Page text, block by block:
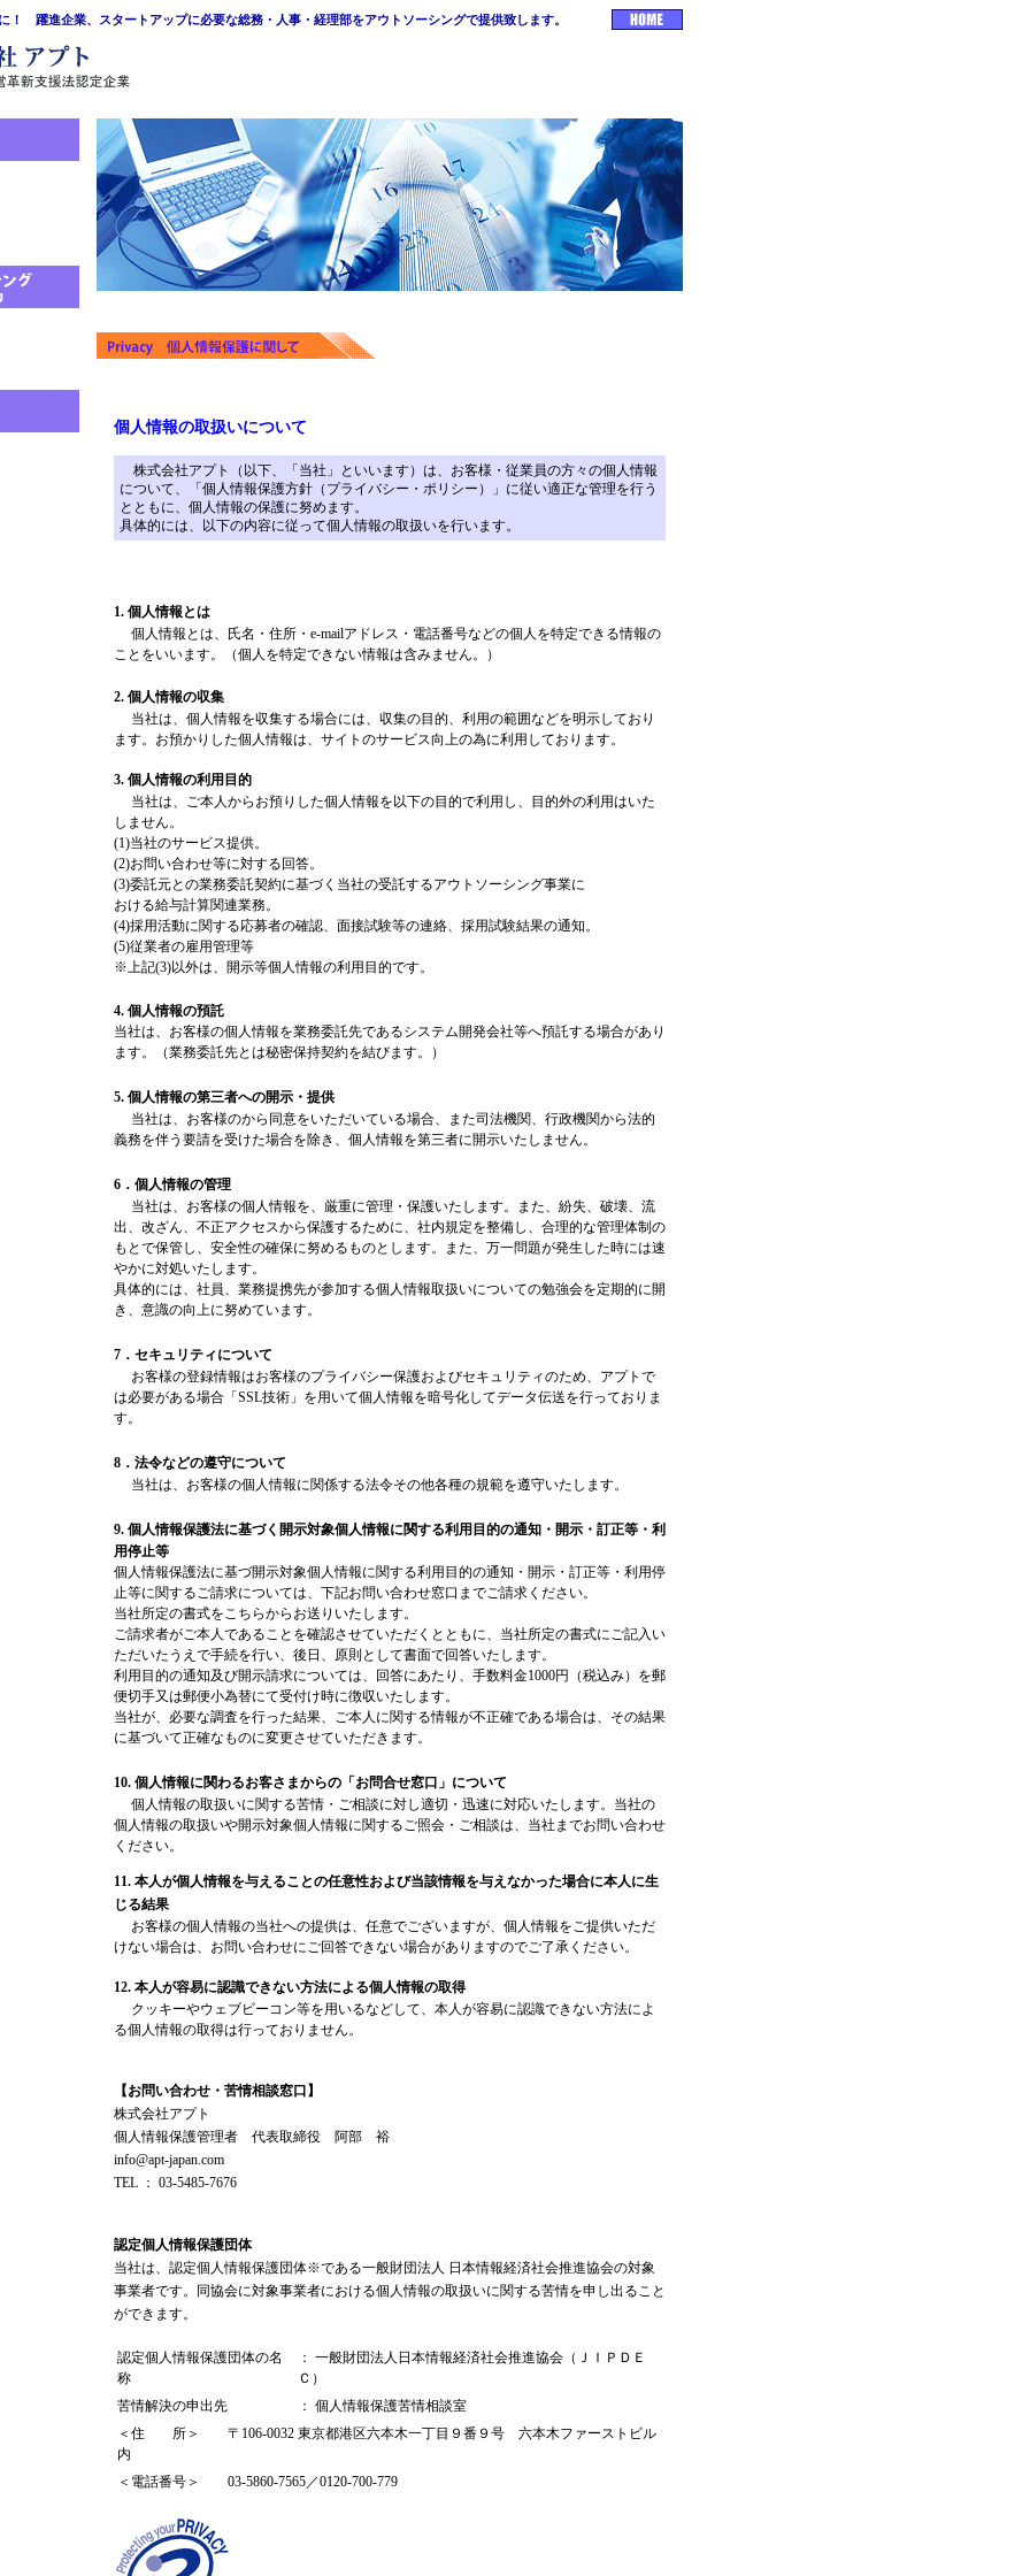
！ 躍進企業、スタートアップに必要な総務・人事・経理部をアウトソーシングで提供致します。
個人情報の取扱いについて
株式会社アプト（以下、「当社」といいます）は、お客様・従業員の方々の個人情報
について、「個人情報保護方針（プライバシー・ポリシー）」に従い適正な管理を行う
とともに、個人情報の保護に努めます。
具体的には、以下の内容に従って個人情報の取扱いを行います。
1. 個人情報とは
個人情報とは、氏名・住所・e-mailアドレス・電話番号などの個人を特定できる情報の
ことをいいます。（個人を特定できない情報は含みません。）
2. 個人情報の収集
当社は、個人情報を収集する場合には、収集の目的、利用の範囲などを明示しており
ます。お預かりした個人情報は、サイトのサービス向上の為に利用しております。
3. 個人情報の利用目的
当社は、ご本人からお預りした個人情報を以下の目的で利用し、目的外の利用はいた
しません。
(1)当社のサービス提供。
(2)お問い合わせ等に対する回答。
(3)委託元との業務委託契約に基づく当社の受託するアウトソーシング事業に
おける給与計算関連業務。
(4)採用活動に関する応募者の確認、面接試験等の連絡、採用試験結果の通知。
(5)従業者の雇用管理等
※上記(3)以外は、開示等個人情報の利用目的です。
4. 個人情報の預託
当社は、お客様の個人情報を業務委託先であるシステム開発会社等へ預託する場合があり
ます。（業務委託先とは秘密保持契約を結びます。）
5. 個人情報の第三者への開示・提供
当社は、お客様のから同意をいただいている場合、また司法機関、行政機関から法的
義務を伴う要請を受けた場合を除き、個人情報を第三者に開示いたしません。
6．個人情報の管理
当社は、お客様の個人情報を、厳重に管理・保護いたします。また、紛失、破壊、流
出、改ざん、不正アクセスから保護するために、社内規定を整備し、合理的な管理体制の
もとで保管し、安全性の確保に努めるものとします。また、万一問題が発生した時には速
やかに対処いたします。
具体的には、社員、業務提携先が参加する個人情報取扱いについての勉強会を定期的に開
き、意識の向上に努めています。
7．セキュリティについて
お客様の登録情報はお客様のプライバシー保護およびセキュリティのため、アプトで
は必要がある場合「SSL技術」を用いて個人情報を暗号化してデータ伝送を行っておりま
す。
8．法令などの遵守について
当社は、お客様の個人情報に関係する法令その他各種の規範を遵守いたします。
9. 個人情報保護法に基づく 開示対象個人情報に関する利用目的の通知・開示・訂正等・利
用停止等
個人情報保護法に基づ開示対象個人情報に関する利用目的の通知・開示・訂正等・利用停
止等に関するご請求については、下記お問い合わせ窓口までご請求ください。
当社所定の書式をこちらからお送りいたします。
ご請求者がご本人であることを確認させていただくとともに、当社所定の書式にご記入い
ただいたうえで手続を行い、後日、原則として書面で回答いたします。
利用目的の通知及び開示請求については、回答にあたり、手数料金1000円（税込み）を郵
便切手又は郵便小為替にて受付け時に徴収いたします。
当社が、必要な調査を行った結果、ご本人に関する情報が不正確である場合は、その結果
に基づいて正確なものに変更させていただきます。
10. 個人情報に関わるお客さまからの「お問合せ窓口」について
個人情報の取扱いに関する苦情・ご相談に対し適切・迅速に対応いたします。当社の
個人情報の取扱いや開示対象個人情報に関するご照会・ご相談は、当社までお問い合わせ
ください。
11. 本人が個人情報を与えることの任意性および当該情報を与えなかった場合に本人に生
じる結果
お客様の個人情報の当社への提供は、任意でございますが、個人情報をご提供いただ
けない場合は、お問い合わせにご回答できない場合がありますのでご了承ください。
12. 本人が容易に認識できない方法による個人情報の取得
クッキーやウェブビーコン等を用いるなどして、本人が容易に認識できない方法によ
る個人情報の取得は行っておりません。
【お問い合わせ・苦情相談窓口】
株式会社アプト
個人情報保護管理者 代表取締役 阿部 裕
info@apt-japan.com
TEL ： 03-5485-7676
認定個人情報保護団体
当社は、認定個人情報保護団体※である一般財団法人 日本情報経済社会推進協会の対象
事業者です。同協会に対象事業者における個人情報の取扱いに関する苦情を申し出ること
ができます。
認定個人情報保護団体の名
称
： 一般財団法人日本情報経済社会推進協会（ＪＩＰＤＥ
Ｃ）
苦情解決の申出先
： 個人情報保護苦情相談室
＜住 所＞ 〒106-0032 東京都港区六本木一丁目９番９号 六本木ファーストビル
内
＜電話番号＞ 03-5860-7565／0120-700-779